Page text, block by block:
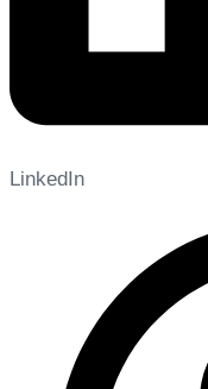
LinkedIn